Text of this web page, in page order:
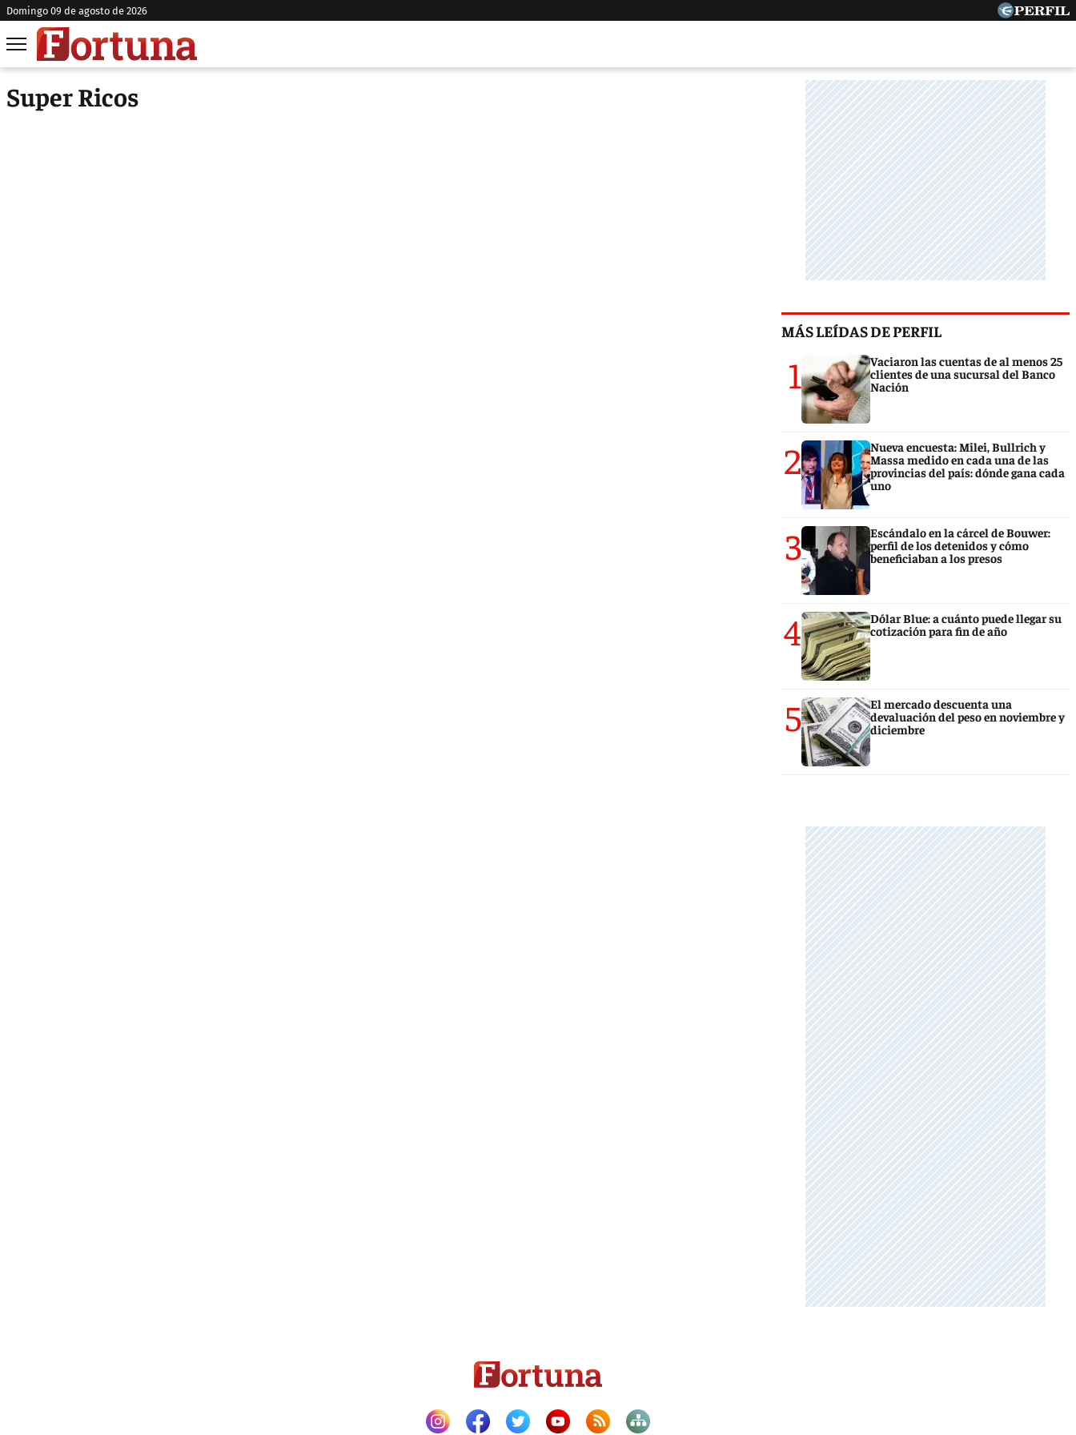
domingo 09 de agosto de 2026
Super Ricos
MÁS LEÍDAS DE PERFIL
1
Vaciaron las cuentas de al menos 25
clientes de una sucursal del Banco
Nación
2
Nueva encuesta: Milei, Bullrich y
Massa medido en cada una de las
provincias del país: dónde gana cada
uno
3
Escándalo en la cárcel de Bouwer:
perfil de los detenidos y cómo
beneficiaban a los presos
4
Dólar Blue: a cuánto puede llegar su
cotización para fin de año
5
El mercado descuenta una
devaluación del peso en noviembre y
diciembre